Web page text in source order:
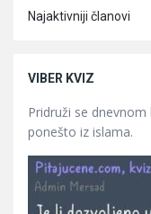
Najaktivniji članovi
VIBER KVIZ
Pridruži se dnevnom
ponešto iz islama.